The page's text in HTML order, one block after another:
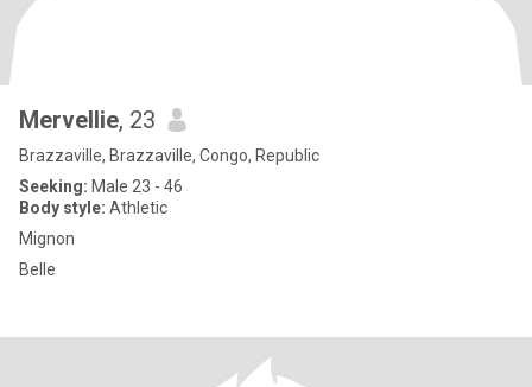
Mervellie, 23
Brazzaville, Brazzaville, Congo, Republic
Seeking: Male 23 - 46
Body style: Athletic
Mignon
Belle